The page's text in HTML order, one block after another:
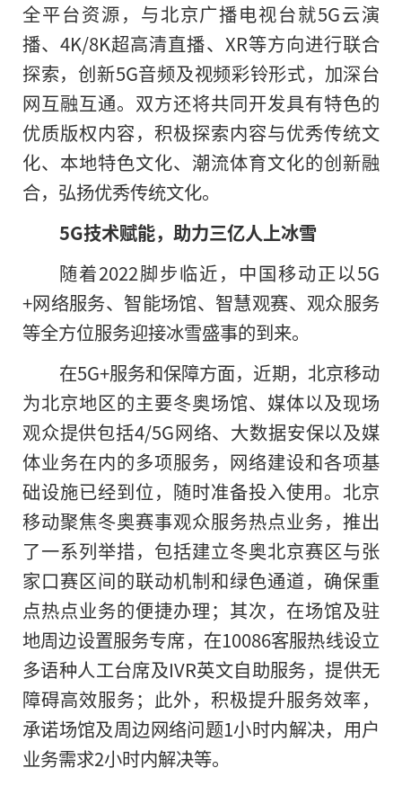
全平台资源，与北京广播电视台就5G云演
播、4K/8K超高清直播、XR等方向进行联合
探索，创新5G音频及视频彩铃形式，加深台
网互融互通。双方还将共同开发具有特色的
优质版权内容，积极探索内容与优秀传统文
化、本地特色文化、潮流体育文化的创新融
合，弘扬优秀传统文化。
5G技术赋能，助力三亿人上冰雪
随着2022脚步临近，中国移动正以5G
+网络服务、智能场馆、智慧观赛、观众服务
等全方位服务迎接冰雪盛事的到来。
在5G+服务和保障方面，近期，北京移动
为北京地区的主要冬奥场馆、媒体以及现场
观众提供包括4/5G网络、大数据安保以及媒
体业务在内的多项服务，网络建设和各项基
础设施已经到位，随时准备投入使用。北京
移动聚焦冬奥赛事观众服务热点业务，推出
了一系列举措，包括建立冬奥北京赛区与张
家口赛区间的联动机制和绿色通道，确保重
点热点业务的便捷办理；其次，在场馆及驻
地周边设置服务专席，在10086客服热线设立
多语种人工台席及IVR英文自助服务，提供无
障碍高效服务；此外，积极提升服务效率，
承诺场馆及周边网络问题1小时内解决，用户
业务需求2小时内解决等。